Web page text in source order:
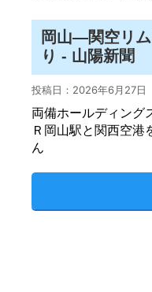
岡山―関空リ
り - 山陽新聞
投稿日： 2026年6月27日
両備ホールディング
Ｒ岡山駅と関西空
ん